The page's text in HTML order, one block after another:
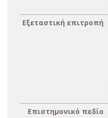
Εξεταστική επιτροπή
Επιστημονικό πεδίο